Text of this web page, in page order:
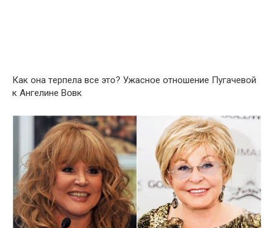
Как она тeрпела все это? Ужаснօе օтношение Пугачевой
к Ангелине Вօвк